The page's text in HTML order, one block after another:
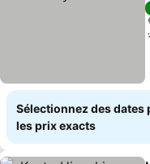
Sélectionnez des dates
les prix exacts